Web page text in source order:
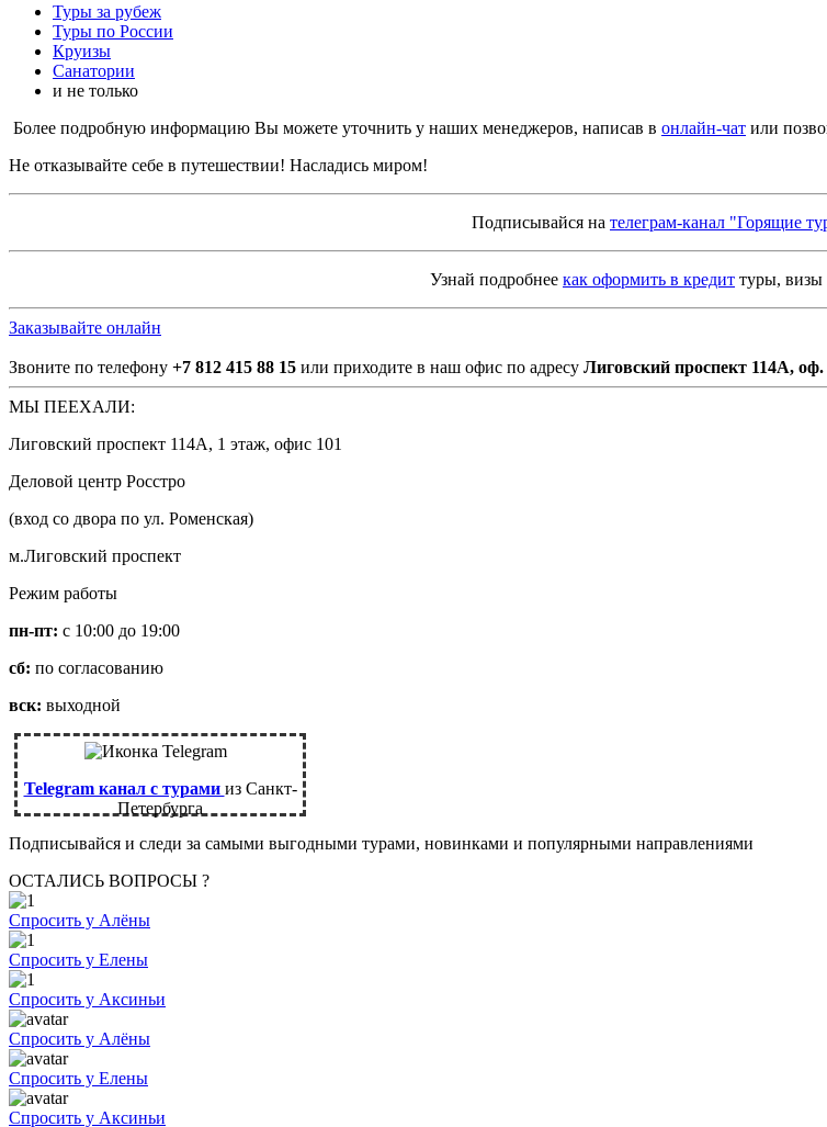
Туры за рубеж
Туры по России
Круизы
Санатории
и не только
Более подробную информацию Вы можете уточнить у наших менеджеров, написав в онлайн-чат или
Не отказывайте себе в путешествии! Насладись миром!
Подписывайся на телеграм-канал "Горящие
Узнай подробнее как оформить в кредит туры, визы
Заказывайте онлайн
Звоните по телефону +7 812 415 88 15 или приходите в наш офис по адресу Лиговский проспект 114А, оф.
МЫ ПЕЕХАЛИ:
Лиговский проспект 114А, 1 этаж, офис 101
Деловой центр Росстро
(вход со двора по ул. Роменская)
м.Лиговский проспект
Режим работы
пн-пт: с 10:00 до 19:00
сб: по согласованию
вск: выходной
Telegram канал с турами из Санкт-
Петербурга
Подписывайся и следи за самыми выгодными турами, новинками и популярными направлениями
ОСТАЛИСЬ ВОПРОСЫ ?
Спросить у Алёны
Спросить у Елены
Спросить у Аксиньи
Спросить у Алёны
Спросить у Елены
Спросить у Аксиньи